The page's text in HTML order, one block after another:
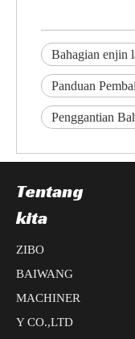
Bahagian enjin
Panduan
Penggantian
Tentang
kita
ZIBO
BAIWANG
MACHINER
Y CO.,LTD